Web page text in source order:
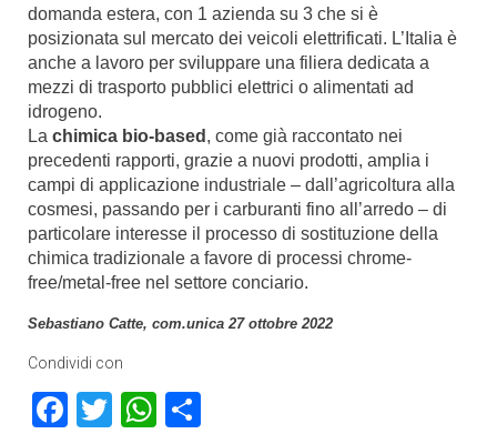
domanda estera, con 1 azienda su 3 che si è
posizionata sul mercato dei veicoli elettrificati. L’Italia è
anche a lavoro per sviluppare una filiera dedicata a
mezzi di trasporto pubblici elettrici o alimentati ad
idrogeno.
La chimica bio-based , come già raccontato nei
precedenti rapporti, grazie a nuovi prodotti, amplia i
campi di applicazione industriale – dall’agricoltura alla
cosmesi, passando per i carburanti fino all’arredo – di
particolare interesse il processo di sostituzione della
chimica tradizionale a favore di processi chrome-
free/metal-free nel settore conciario.
Sebastiano Catte, com.unica 27 ottobre 2022
Condividi con
Facebook
TwitterWhatsApp